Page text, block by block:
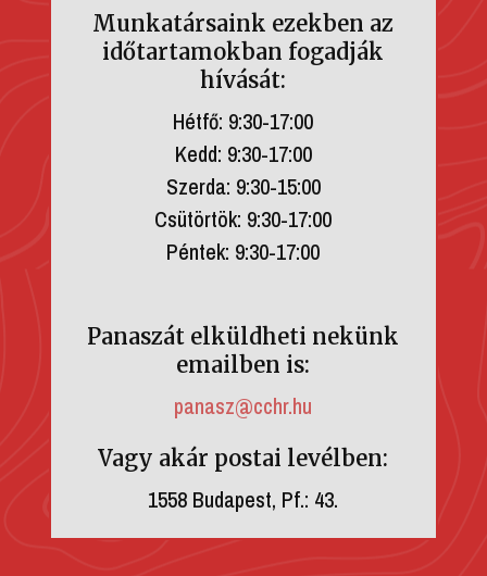
Munkatársaink ezekben az
időtartamokban fogadják
hívását:
Hétfő: 9:30-17:00
Kedd: 9:30-17:00
Szerda: 9:30-15:00
Csütörtök: 9:30-17:00
Péntek: 9:30-17:00
Panaszát elküldheti nekünk
emailben is:
panasz@cchr.hu
Vagy akár postai levélben:
1558 Budapest, Pf.: 43.